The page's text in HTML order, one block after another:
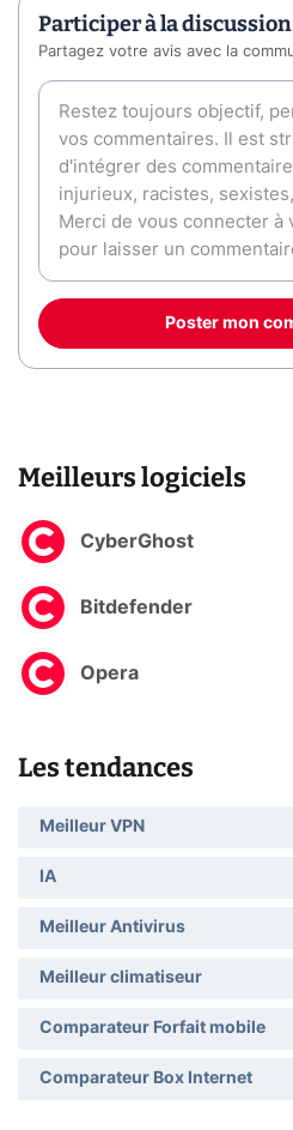
Participer à la discussion
Partagez votre avis avec la
Poster mon
Meilleurs logiciels
CyberGhost
Bitdefender
Opera
Les tendances
Meilleur VPN
IA
Meilleur Antivirus
Meilleur climatiseur
Comparateur Forfait mobile
Comparateur Box Internet